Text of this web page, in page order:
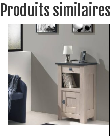
Produits similaires